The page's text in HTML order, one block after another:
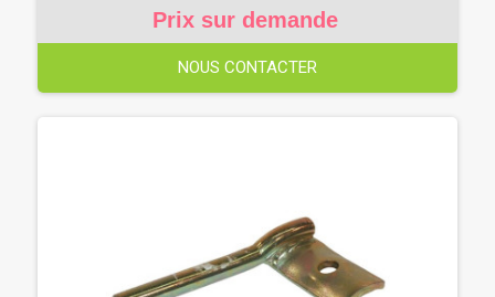
Prix sur demande
NOUS CONTACTER